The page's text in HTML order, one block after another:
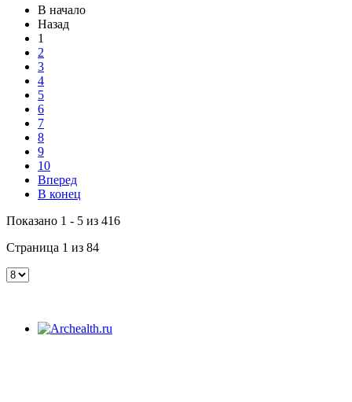
В начало
Назад
1
2
3
4
5
6
7
8
9
10
Вперед
В конец
Показано 1 - 5 из 416
Страница 1 из 84